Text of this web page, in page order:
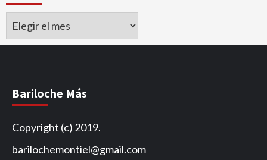
Archivo
Bariloche Más
Copyright (c) 2019.
barilochemontiel@gmail.com